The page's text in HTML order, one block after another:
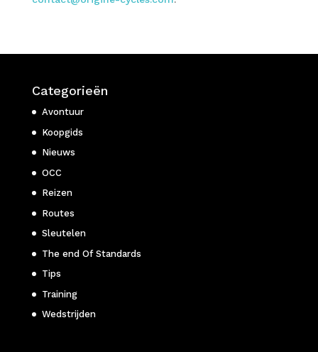
Categorieën
Avontuur
Koopgids
Nieuws
OCC
Reizen
Routes
Sleutelen
The end Of Standards
Tips
Training
Wedstrijden